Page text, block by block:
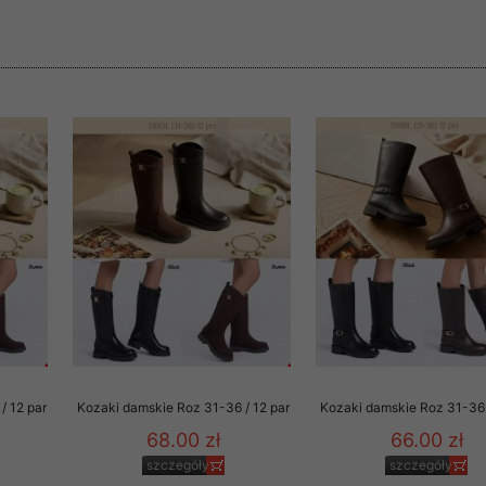
12 par Kozaki damskie Roz 31-36 / 12 par
68.00 zł
szczegóły
Kozaki damskie Roz 31-
66.00 zł
szczegóły
przez OMEZ
wycofanie zgody nie
oraz usunięcia
zautomatyzowanemu
Twoich
osobowych.